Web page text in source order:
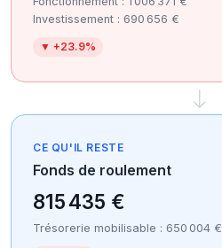
Investissement : 690 656 €
▼ +23.9%
CE QU'IL RESTE
Fonds de roulement
815 435 €
Trésorerie mobilisable : 650 004 €